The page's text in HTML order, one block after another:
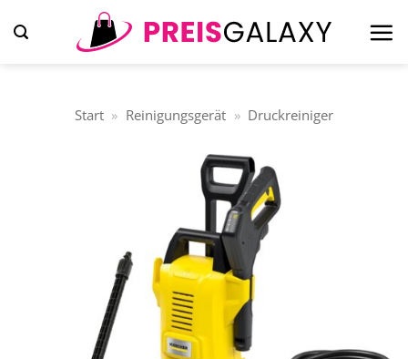
Inhalt
Start » Reinigungsgerät » Druckreiniger